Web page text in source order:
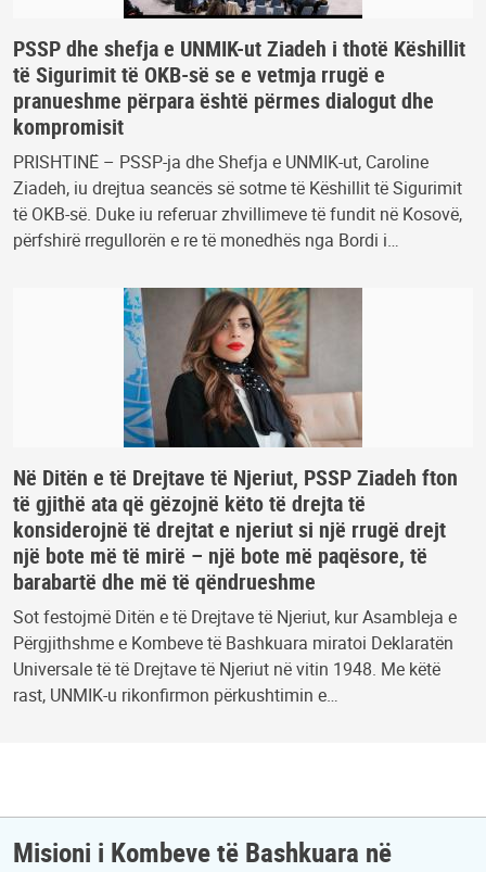
PSSP dhe shefja e UNMIK-ut Ziadeh i thotë Këshillit
të Sigurimit të OKB-së se e vetmja rrugë e
pranueshme përpara është përmes dialogut dhe
kompromisit
PRISHTINË – PSSP-ja dhe Shefja e UNMIK-ut, Caroline
Ziadeh, iu drejtua seancës së sotme të Këshillit të Sigurimit
të OKB-së. Duke iu referuar zhvillimeve të fundit në Kosovë,
përfshirë rregullorën e re të monedhës nga Bordi i…
Në Ditën e të Drejtave të Njeriut, PSSP Ziadeh fton
të gjithë ata që gëzojnë këto të drejta të
konsiderojnë të drejtat e njeriut si një rrugë drejt
një bote më të mirë – një bote më paqësore, të
barabartë dhe më të qëndrueshme
Sot festojmë Ditën e të Drejtave të Njeriut, kur Asambleja e
Përgjithshme e Kombeve të Bashkuara miratoi Deklaratën
Universale të të Drejtave të Njeriut në vitin 1948. Me këtë
rast, UNMIK-u rikonfirmon përkushtimin e…
Misioni i Kombeve të Bashkuara në